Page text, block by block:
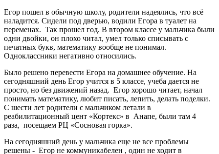
Егор пошел в обычную школу, родители надеялись, что всё
наладится. Сидели под дверью, водили Егора в туалет на
переменах. Так прошел год. В втором классе у мальчика были
одни двойки, он плохо читал, умел только списывать с
печатных букв, математику вообще не понимал.
Одноклассники негативно относились.
Было решено перевести Егора на домашнее обучение. На
сегодняшний день Егор учится в 5 классе, учеба дается не
просто, но без движений назад. Егор хорошо читает, начал
понимать математику, любит писать, лепить, делать поделки.
С шести лет родители с мальчиком летали в
реабилитационный цент «Кортекс» в Анапе, были там 4
раза, посещаем РЦ «Сосновая горка».
На сегодняшний день у мальчика еще не все проблемы
решены - Егор не коммуникабелен , один не ходит в